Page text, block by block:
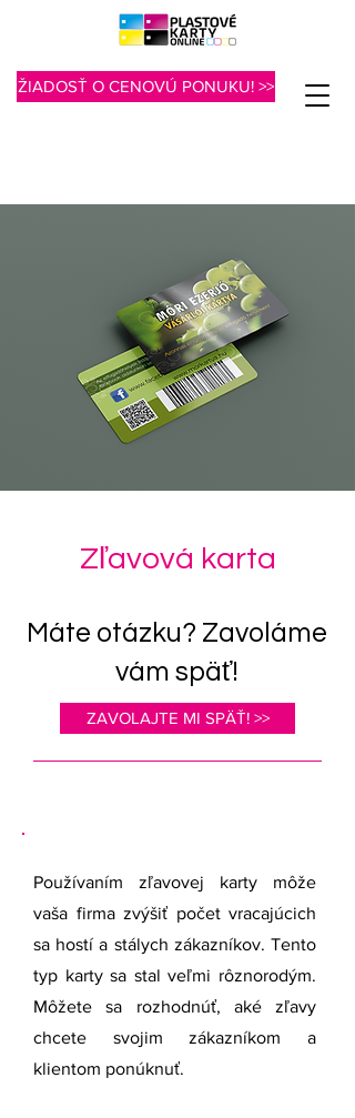
ŽIADOSŤ O CENOVÚ PONUKU! >>
Zľavová karta
Máte otázku? Zavoláme
vám späť!
ZAVOLAJTE MI SPÄŤ! >>
Používaním zľavovej karty môže
vaša firma zvýšiť počet vracajúcich
sa hostí a stálych zákazníkov. Tento
typ karty sa stal veľmi rôznorodým.
Môžete sa rozhodnúť, aké zľavy
chcete svojim zákazníkom a
klientom ponúknuť.